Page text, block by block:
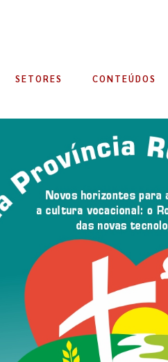
SETORES CONTEÚDOS